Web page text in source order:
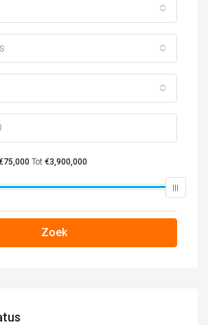
Tot €3,900,000
Zoek